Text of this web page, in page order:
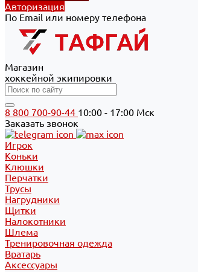
Авторизация
По Email или номеру телефона
Магазин
хоккейной экипировки
8 800 700-90-44 10:00 - 17:00 Мск
Заказать звонок
Игрок
Коньки
Клюшки
Перчатки
Трусы
Нагрудники
Щитки
Налокотники
Шлема
Тренировочная одежда
Вратарь
Аксессуары